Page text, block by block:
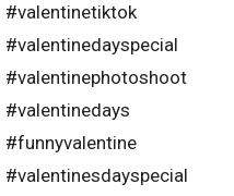
#valentinetiktok
#valentinedayspecial
#valentinephotoshoot
#valentinedays
#funnyvalentine
#valentinesdayspecial